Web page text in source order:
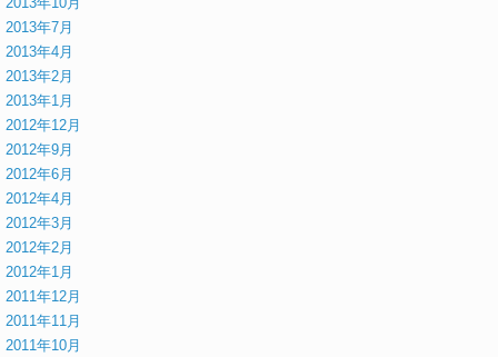
2013年7月
2013年4月
2013年2月
2013年1月
2012年12月
2012年9月
2012年6月
2012年4月
2012年3月
2012年2月
2012年1月
2011年12月
2011年11月
2011年10月